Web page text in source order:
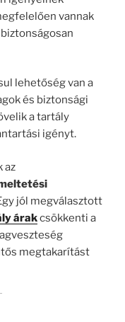
vannak
lehetőség van a
és biztonsági
a tartály
igényt.
az
jól megválasztott
árakcsökkenti a
megtakarítást